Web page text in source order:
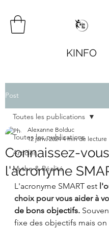
KINFO
Post
Toutes les publications
Articles
Mythe & Réalité
Toutes les publications
Connaissez-vous
l'acronyme
Alexanne Bolduc
12 janv. 2024 4 min de lecture
L'acronyme SMART est
choix pour vous aider à
de bons objectifs.
fixe des objectifs mais on